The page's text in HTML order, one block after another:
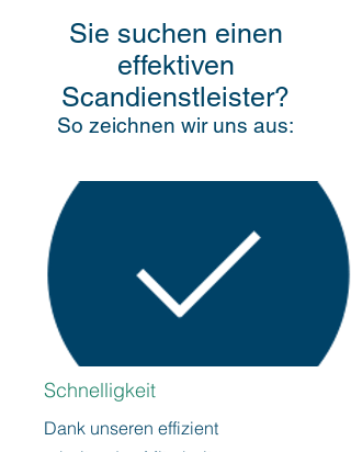
Sie suchen einen
effektiven
Scandienstleister?
So zeichnen wir uns aus:
Schnelligkeit
Dank unseren effizient